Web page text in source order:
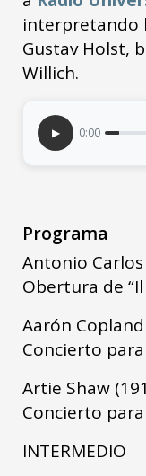
interpretando
Gustav Holst,
Willich.
▶ 0:00
Programa
Antonio Carlos
Obertura de
Aarón
Concierto
Artie Shaw
Concierto
INTERMEDIO